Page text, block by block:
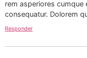
rem asperiores cumque
consequatur. Dolorem
Responder